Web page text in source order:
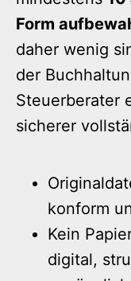
Form
daher wenig
der
Steuerberater
sicherer
konform
Kein
digital,